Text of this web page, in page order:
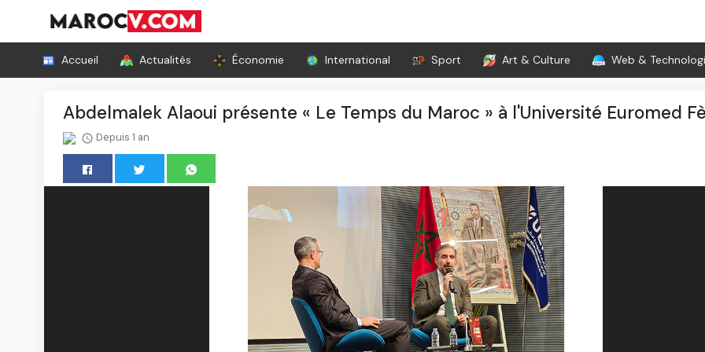
Accueil Actualités Économie International Sport Art & Culture Web &
Abdelmalek Alaoui présente « Le Temps du Maroc » à l'Université Euromed
Depuis 1 an